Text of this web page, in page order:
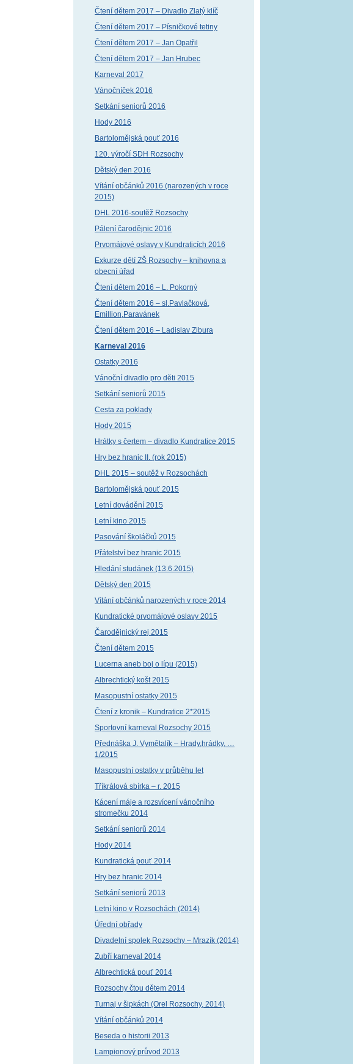
Čtení dětem 2017 – Divadlo Zlatý klíč
Čtení dětem 2017 – Písničkové tetiny
Čtení dětem 2017 – Jan Opatřil
Čtení dětem 2017 – Jan Hrubec
Karneval 2017
Vánočníček 2016
Setkání seniorů 2016
Hody 2016
Bartolomějská pouť 2016
120. výročí SDH Rozsochy
Dětský den 2016
Vítání občánků 2016 (narozených v roce
2015)
DHL 2016-soutěž Rozsochy
Pálení čarodějnic 2016
Prvomájové oslavy v Kundraticích 2016
Exkurze dětí ZŠ Rozsochy – knihovna a
obecní úřad
Čtení dětem 2016 – L. Pokorný
Čtení dětem 2016 – sl.Pavlačková,
Emillion,Paravánek
Čtení dětem 2016 – Ladislav Zibura
Karneval 2016
Ostatky 2016
Vánoční divadlo pro děti 2015
Setkání seniorů 2015
Cesta za poklady
Hody 2015
Hrátky s čertem – divadlo Kundratice 2015
Hry bez hranic II. (rok 2015)
DHL 2015 – soutěž v Rozsochách
Bartolomějská pouť 2015
Letní dovádění 2015
Letní kino 2015
Pasování školáčků 2015
Přátelství bez hranic 2015
Hledání studánek (13.6.2015)
Dětský den 2015
Vítání občánků narozených v roce 2014
Kundratické prvomájové oslavy 2015
Čarodějnický rej 2015
Čtení dětem 2015
Lucerna aneb boj o lípu (2015)
Albrechtický košt 2015
Masopustní ostatky 2015
Čtení z kronik – Kundratice 2*2015
Sportovní karneval Rozsochy 2015
Přednáška J. Vymětalík – Hrady,hrádky, …
1/2015
Masopustní ostatky v průběhu let
Tříkrálová sbírka – r. 2015
Kácení máje a rozsvícení vánočního
stromečku 2014
Setkání seniorů 2014
Hody 2014
Kundratická pouť 2014
Hry bez hranic 2014
Setkání seniorů 2013
Letní kino v Rozsochách (2014)
Úřední obřady
Divadelní spolek Rozsochy – Mrazík (2014)
Zubří karneval 2014
Albrechtická pouť 2014
Rozsochy čtou dětem 2014
Turnaj v šipkách (Orel Rozsochy, 2014)
Vítání občánků 2014
Beseda o historii 2013
Lampionový průvod 2013